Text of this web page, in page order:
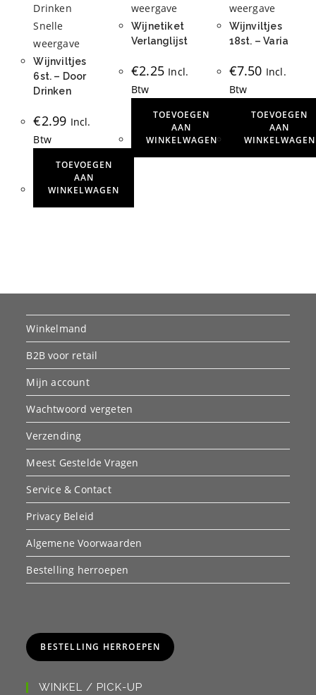
Snelle
weergave
Wijnviltjes
6st. – Door
Drinken
€2.99 Incl.
Btw
TOEVOEGEN
AAN
WINKELWAGEN
weergave
Wijnetiket
Verlanglijst
€2.25 Incl.
Btw
TOEVOEGEN
AAN
WINKELWAGEN
weergave
Wijnviltjes
18st. – Varia
€7.50 Incl.
Btw
TOEVOEGEN
AAN
WINKELWAGEN
Winkelmand
B2B voor retail
Mijn account
Wachtwoord vergeten
Verzending
Meest Gestelde Vragen
Service & Contact
Privacy Beleid
Algemene Voorwaarden
Bestelling herroepen
BESTELLING HERROEPEN
WINKEL / PICK-UP